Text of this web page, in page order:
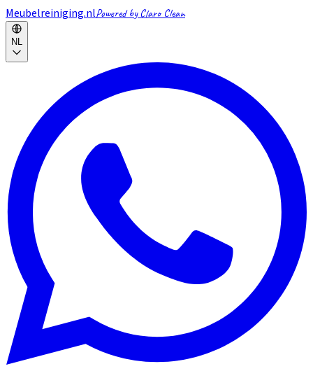
Meubelreiniging.nlPowered by Claro Clean
NL